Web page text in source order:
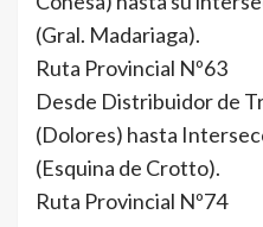
(Gral. Madariaga).
Ruta Provincial Nº63
Desde Distribuidor de
(Dolores) hasta
(Esquina de Crotto).
Ruta Provincial Nº74